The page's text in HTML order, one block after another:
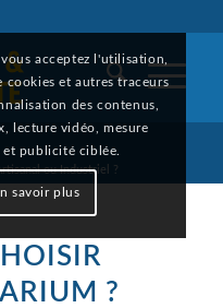
ou Industriel ?
?
acceptez l'utilisation,
cookies et autres traceurs
des contenus,
lecture vidéo, mesure
publicité ciblée.
savoir plus